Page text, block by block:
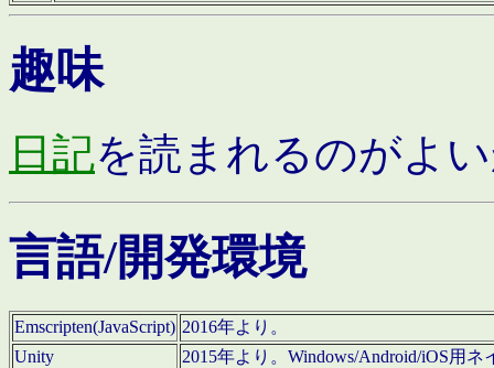
趣味
日記を読まれるのがよ
言語/開発環境
Emscripten(JavaScript) 2016年より。
Unity
2015年より。Windows/Android/iOS用